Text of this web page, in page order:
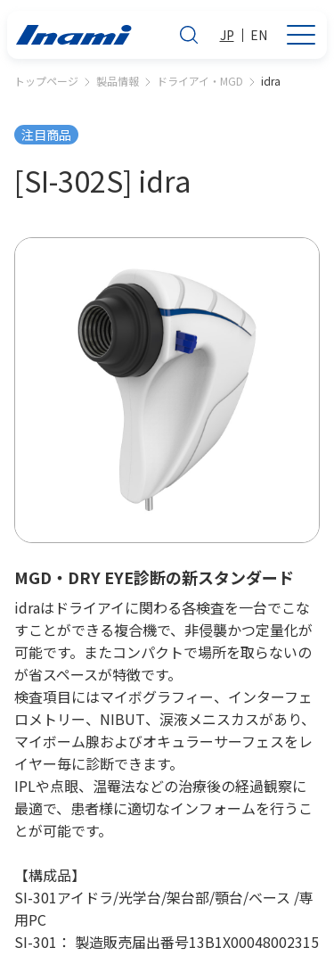
JP EN
トップページ 製品情報 ドライアイ・MGD idra
注目商品
[SI-302S] idra
MGD・DRY EYE診断の新スタンダード
idraはドライアイに関わる各検査を一台でこな
すことができる複合機で、非侵襲かつ定量化が
可能です。またコンパクトで場所を取らないの
が省スペースが特徴です。
検査項目にはマイボグラフィー、インターフェ
ロメトリー、NIBUT、涙液メニスカスがあり、
マイボーム腺およびオキュラーサーフェスをレ
イヤー毎に診断できます。
IPLや点眼、温罨法などの治療後の経過観察に
最適で、患者様に適切なインフォームを行うこ
とが可能です。
【構成品】
SI-301アイドラ/光学台/架台部/顎台/ベース /専
用PC
SI-301： 製造販売届出番号13B1X00048002315